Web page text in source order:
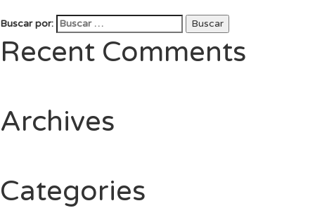
Buscar por: Buscar
Recent Comments
Archives
Categories